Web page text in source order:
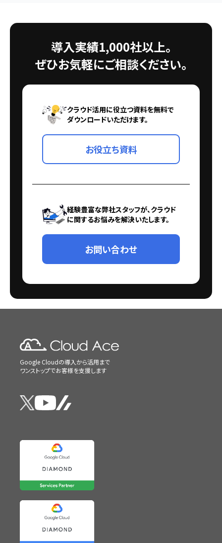
導入実績1,000社以上。
ぜひお気軽にご相談ください。
クラウド活用に役立つ資料を無料で
ダウンロードいただけます。
お役立ち資料
経験豊富な弊社スタッフが、クラウド
に関するお悩みを解決いたします。
お問い合わせ
Google Cloudの導入から活用まで
ワンストップでお客様を支援します